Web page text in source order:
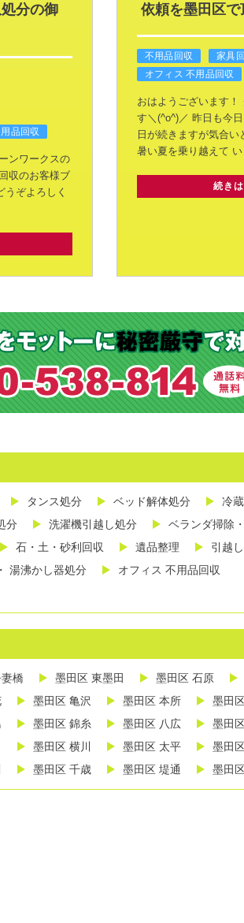
分の御
品回収
ンワークスの
収のお客様ブ
うぞよろしく
依頼を墨田区で
不用品回収 家具
オフィス 不用品回収
おはようございます！
す＼(^o^)／ 昨日も今
日が続きますが気合い
暑い夏を乗り越えて
続き
タンス処分 ベッド解体処分
冷
分 洗濯機引越し処分
ベランダ掃除
石・土・砂利回収 遺品整理
引越
湯沸かし器処分
オフィス 不用品回収
橋 墨田区 東墨田 墨田区 石原
墨田区 亀沢 墨田区 本所 墨田
墨田区 錦糸 墨田区 八広
墨田
墨田区 横川 墨田区 太平
墨田
墨田区 千歳 墨田区 堤通 墨田